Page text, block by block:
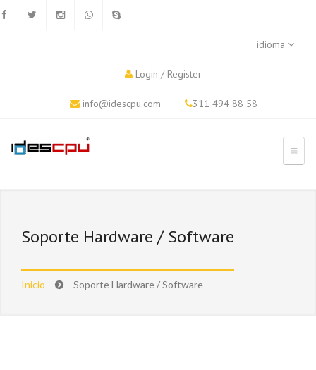
idioma
Login / Register
info@idescpu.com 311 494 88 58
Soporte Hardware / Software
Inicio Soporte Hardware / Software